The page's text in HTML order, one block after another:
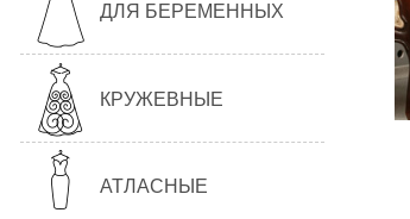
ДЛЯ БЕРЕМЕННЫХ
КРУЖЕВНЫЕ
АТЛАСНЫЕ